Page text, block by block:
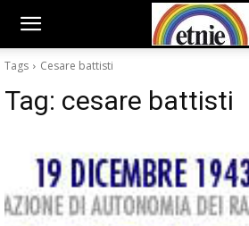
Tags Cesare battisti
Tag: cesare battisti